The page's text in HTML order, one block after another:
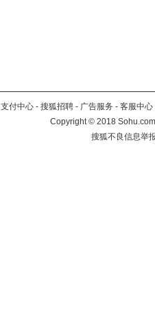
支付中心 - 搜狐招聘 - 广告服务 - 客服中心
Copyright©2018
搜狐不良信息举